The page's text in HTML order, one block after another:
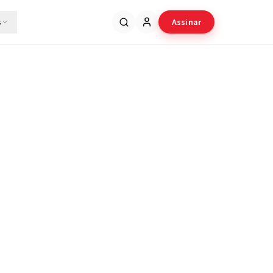
Assinar